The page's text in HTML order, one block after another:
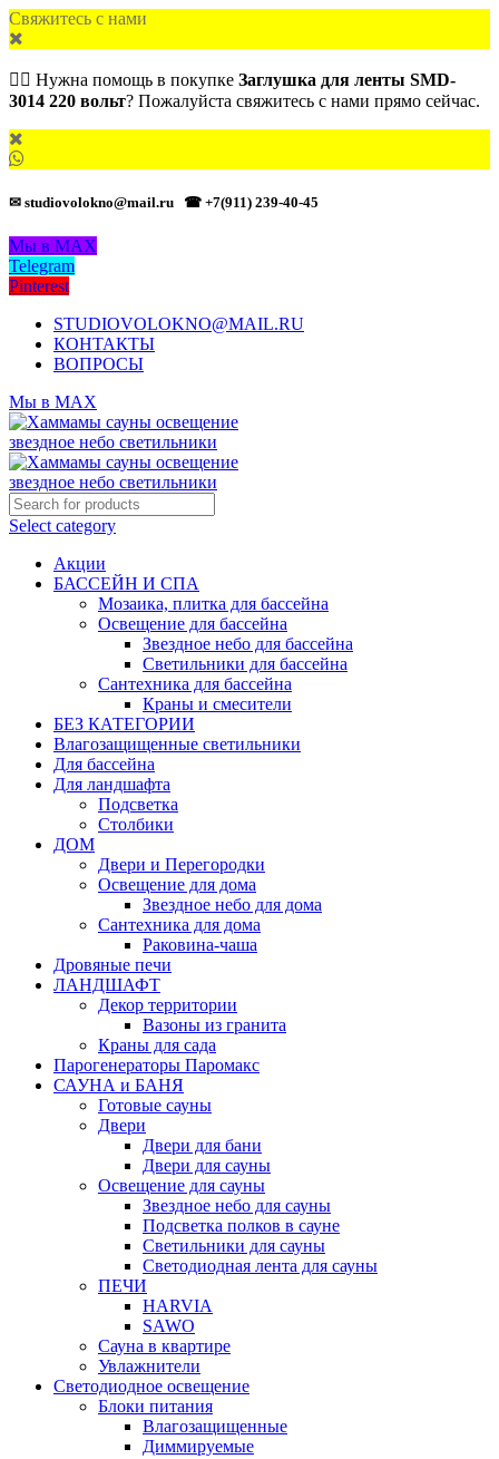
Свяжитесь с нами
🙋‍♂️ Нужна помощь в покупке Заглушка для ленты SMD-
3014 220 вольт? Пожалуйста свяжитесь с нами прямо сейчас.
✉ studiovolokno@mail.ru ☎ +7(911) 239-40-45
Мы в MAX
Telegram
Pinterest
STUDIOVOLOKNO@MAIL.RU
КОНТАКТЫ
ВОПРОСЫ
Мы в MAX
Select category
Акции
БАССЕЙН И СПА
Мозаика, плитка для бассейна
Освещение для бассейна
Звездное небо для бассейна
Светильники для бассейна
Сантехника для бассейна
Краны и смесители
БЕЗ КАТЕГОРИИ
Влагозащищенные светильники
Для бассейна
Для ландшафта
Подсветка
Столбики
ДОМ
Двери и Перегородки
Освещение для дома
Звездное небо для дома
Сантехника для дома
Раковина-чаша
Дровяные печи
ЛАНДШАФТ
Декор территории
Вазоны из гранита
Краны для сада
Парогенераторы Паромакс
САУНА и БАНЯ
Готовые сауны
Двери
Двери для бани
Двери для сауны
Освещение для сауны
Звездное небо для сауны
Подсветка полков в сауне
Светильники для сауны
Светодиодная лента для сауны
ПЕЧИ
HARVIA
SAWO
Сауна в квартире
Увлажнители
Светодиодное освещение
Блоки питания
Влагозащищенные
Диммируемые